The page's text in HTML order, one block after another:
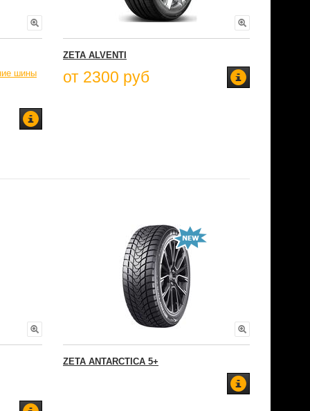
шины
ZETA ALVENTI
от 2300 руб
ZETA ANTARCTICA 5+